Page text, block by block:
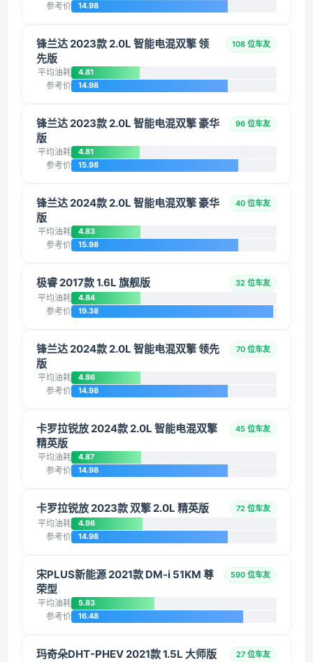
参考价 14.98
锋兰达 2023款 2.0L 智能电混双擎 领
先版
108 位车友
平均油耗 4.81
参考价 14.98
锋兰达 2023款 2.0L 智能电混双擎 豪华
版
96 位车友
平均油耗 4.81
参考价 15.98
锋兰达 2024款 2.0L 智能电混双擎 豪华
版
40 位车友
平均油耗 4.83
参考价 15.98
极睿 2017款 1.6L 旗舰版 32 位车友
平均油耗 4.84
参考价 19.38
锋兰达 2024款 2.0L 智能电混双擎 领先
版
70 位车友
平均油耗 4.86
参考价 14.98
卡罗拉锐放 2024款 2.0L 智能电混双擎
精英版
45 位车友
平均油耗 4.87
参考价 14.98
卡罗拉锐放 2023款 双擎 2.0L 精英版 72 位车友
平均油耗 4.98
参考价 14.98
宋PLUS新能源 2021款 DM-i 51KM 尊
荣型
590 位车友
平均油耗 5.83
参考价 16.48
玛奇朵DHT-PHEV 2021款 1.5L 大师版 27 位车友